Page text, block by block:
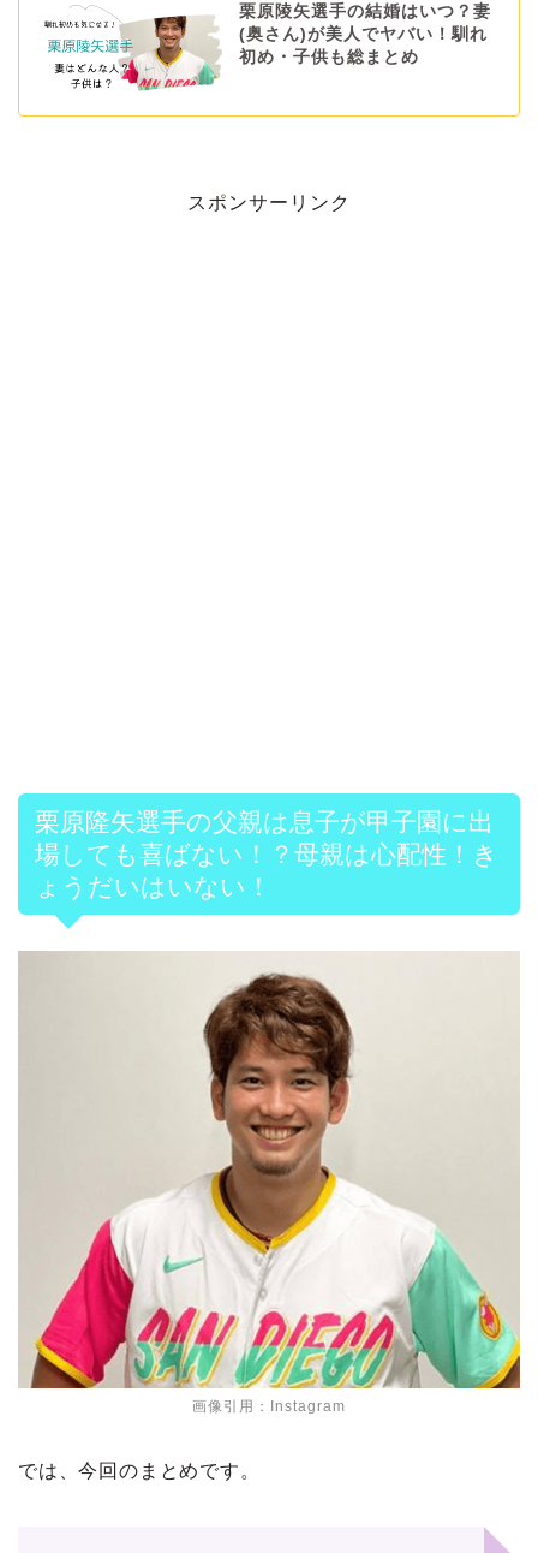
栗原陵矢選手の結婚はいつ？妻
(奥さん)が美人でヤバい！馴れ
初め・子供も総まとめ
スポンサーリンク
栗原隆矢選手の父親は息子が甲子園に出
場しても喜ばない！？母親は心配性！き
ょうだいはいない！
画像引用：Instagram
では、今回のまとめです。